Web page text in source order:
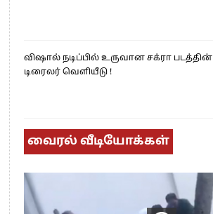
விஷால் நடிப்பில் உருவான சக்ரா படத்தின்
டிரைலர் வெளியீடு !
வைரல் வீடியோக்கள்